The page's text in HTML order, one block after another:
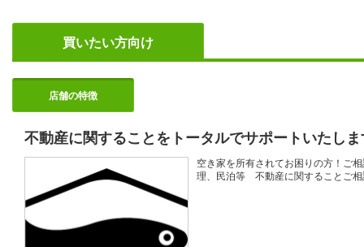
買いたい方向け
店舗の特徴
不動産に関することをトータルでサポートいたしま
空き家を所有されてお困りの方！ご
理、民泊等 不動産に関することご